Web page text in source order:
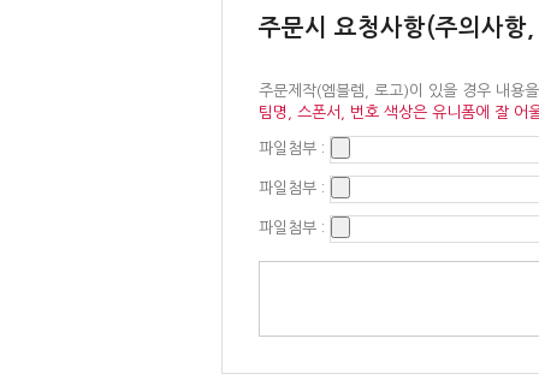
주문시 요청사항(주의사항
주문제작(엠블렘, 로고)이 있을 경우 내용
팀명, 스폰서, 번호 색상은 유니폼에 잘 어
파일첨부 :
파일첨부 :
파일첨부 :